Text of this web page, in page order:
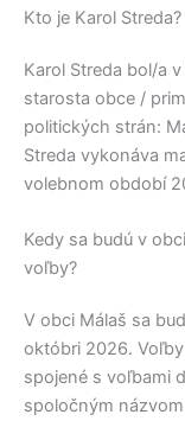
Kto je Karol Streda?
Karol Streda bol/a
starosta obce /
politických strán:
Streda vykonáva
volebnom období
Kedy sa budú v
voľby?
V obci Málaš sa
októbri 2026.
spojené s voľbami
spoločným